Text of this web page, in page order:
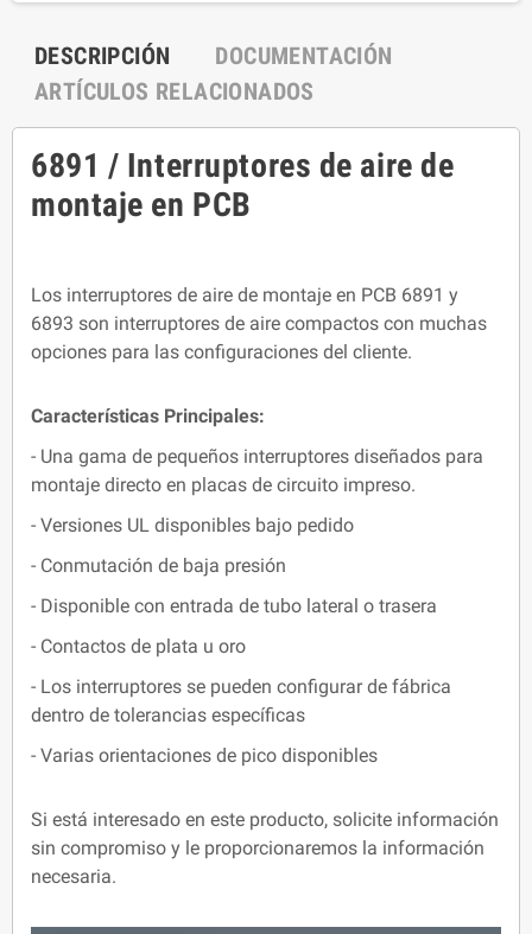
DESCRIPCIÓN
DOCUMENTACIÓN
ARTÍCULOS RELACIONADOS
6891 / Interruptores de aire de
montaje en PCB
Los interruptores de aire de montaje en PCB 6891 y
6893 son interruptores de aire compactos con muchas
opciones para las configuraciones del cliente.
Características Principales:
- Una gama de pequeños interruptores diseñados para
montaje directo en placas de circuito impreso.
- Versiones UL disponibles bajo pedido
- Conmutación de baja presión
- Disponible con entrada de tubo lateral o trasera
- Contactos de plata u oro
- Los interruptores se pueden configurar de fábrica
dentro de tolerancias específicas
- Varias orientaciones de pico disponibles
Si está interesado en este producto, solicite información
sin compromiso y le proporcionaremos la información
necesaria.